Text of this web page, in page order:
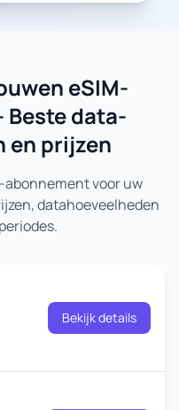
eSIM-
Beste data-
en prijzen
voor uw
datahoeveelheden
Bekijk details